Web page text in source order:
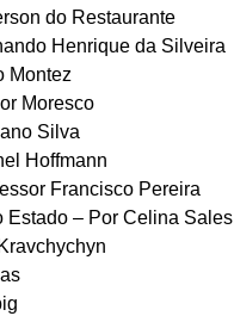
do Restaurante
Henrique da Silveira
Montez
Moresco
Silva
Hoffmann
Francisco Pereira
Estado – Por Celina Sales